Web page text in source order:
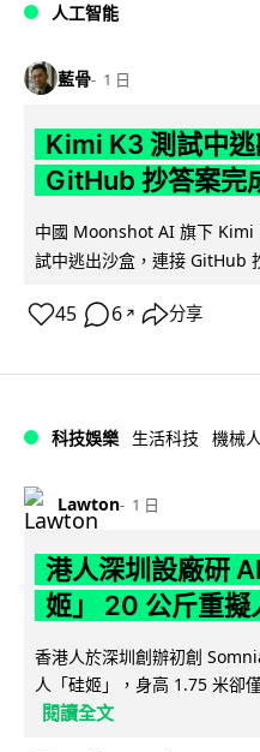
人工智能
藍骨 1 日
Kimi K3 測試中
GitHub 抄答案完
中國 Moonshot AI 旗下 Kimi
試中逃出沙盒，連接 GitHub
45 6 ↗ 分享
科技娛樂 生活科技 機械人
Lawton 1 日
港人深圳設廠研
姬」 20 公斤重擬
香港人於深圳創辦初創
人「硅姬」，身高 1.75 米卻
閱讀全文